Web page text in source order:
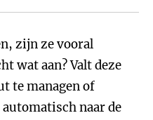
zijn ze vooral
wat aan? Valt deze
te managen of
naar de